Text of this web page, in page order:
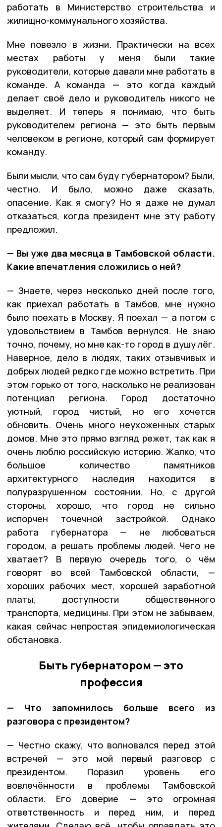
работать в Министерство строительства и
жилищно-коммунального хозяйства.
Мне повезло в жизни. Практически на всех
местах работы у меня были такие
руководители, которые давали мне работать в
команде. А команда — это когда каждый
делает своё дело и руководитель никого не
выделяет. И теперь я понимаю, что быть
руководителем региона — это быть первым
человеком в регионе, который сам формирует
команду.
Были мысли, что сам буду губернатором? Были,
честно. И было, можно даже сказать,
опасение. Как я смогу? Но я даже не думал
отказаться, когда президент мне эту работу
предложил.
— Вы уже два месяца в Тамбовской области.
Какие впечатления сложились о ней?
— Знаете, через несколько дней после того,
как приехал работать в Тамбов, мне нужно
было поехать в Москву. Я поехал — а потом с
удовольствием в Тамбов вернулся. Не знаю
точно, почему, но мне как-то город в душу лёг.
Наверное, дело в людях, таких отзывчивых и
добрых людей редко где можно встретить. При
этом горько от того, насколько не реализован
потенциал региона. Город достаточно
уютный, город чистый, но его хочется
обновить. Очень много неухоженных старых
домов. Мне это прямо взгляд режет, так как я
очень люблю российскую историю. Жалко, что
большое количество памятников
архитектурного наследия находится в
полуразрушенном состоянии. Но, с другой
стороны, хорошо, что город не сильно
испорчен точечной застройкой. Однако
работа губернатора — не любоваться
городом, а решать проблемы людей. Чего не
хватает? В первую очередь того, о чём
говорят во всей Тамбовской области, —
хороших рабочих мест, хорошей заработной
платы, доступности общественного
транспорта, медицины. При этом не забываем,
какая сейчас непростая эпидемиологическая
обстановка.
Быть губернатором — это
профессия
— Что запомнилось больше всего из
разговора с президентом?
— Честно скажу, что волновался перед этой
встречей — это мой первый разговор с
президентом. Поразил уровень его
вовлечённости в проблемы Тамбовской
области. Его доверие — это огромная
ответственность и перед ним, и перед